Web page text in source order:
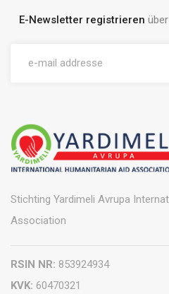
E-Newsletter registrieren
Stichting Yardimeli Avrupa
Association
RSIN NR: 853924934
KVK: 60470321